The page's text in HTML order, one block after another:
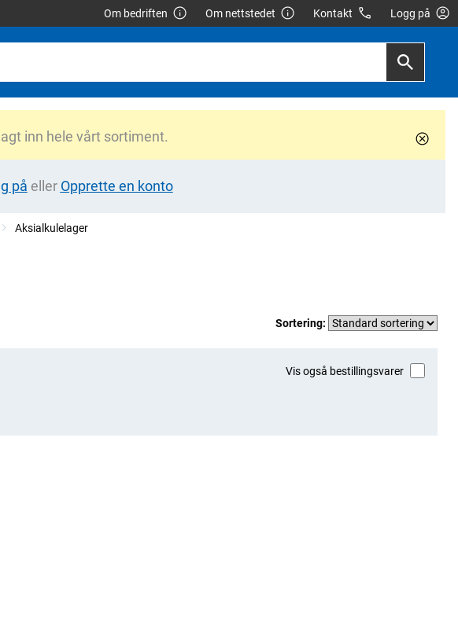
Om bedriften Om nettstedet Kontakt Logg på
inn hele vårt sortiment.
på eller Opprette en konto
Aksialkulelager
Sortering:
Vis også bestillingsvarer